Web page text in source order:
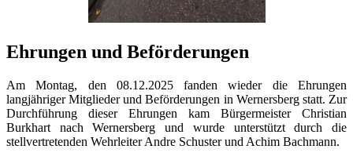
Ehrungen und Beförderungen
Am Montag, den 08.12.2025 fanden wieder die Ehrungen
langjähriger Mitglieder und Beförderungen in Wernersberg statt. Zur
Durchführung dieser Ehrungen kam Bürgermeister Christian
Burkhart nach Wernersberg und wurde unterstützt durch die
stellvertretenden Wehrleiter Andre Schuster und Achim Bachmann.